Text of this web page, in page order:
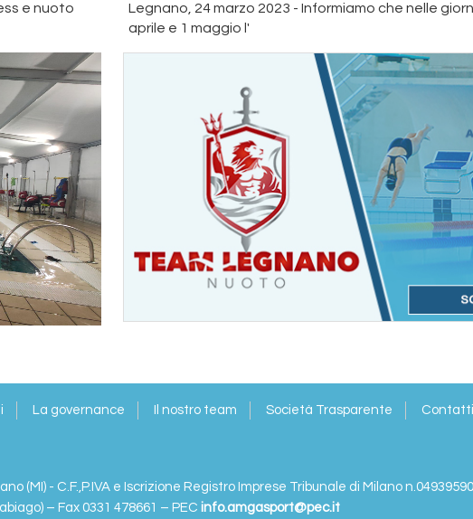
e nuoto
Legnano, 24 marzo 2023 - Informiamo che nelle
aprile e 1 maggio l'
La governance Il nostro team Società Trasparente Contatti
(MI) - C.F.,P.IVA e Iscrizione Registro Imprese Tribunale di Milano
– Fax 0331 478661 – PEC info.amgasport@pec.it